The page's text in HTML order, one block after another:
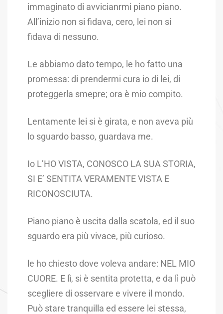
immaginato di avvicianrmi piano piano.
All’inizio non si fidava, cero, lei non si
fidava di nessuno.
Le abbiamo dato tempo, le ho fatto una
promessa: di prendermi cura io di lei, di
proteggerla smepre; ora è mio compito.
Lentamente lei si è girata, e non aveva più
lo sguardo basso, guardava me.
Io L’HO VISTA, CONOSCO LA SUA STORIA,
SI E’ SENTITA VERAMENTE VISTA E
RICONOSCIUTA.
Piano piano è uscita dalla scatola, ed il suo
sguardo era più vivace, più curioso.
le ho chiesto dove voleva andare: NEL MIO
CUORE. E lì, si è sentita protetta, e da lì può
scegliere di osservare e vivere il mondo.
Può stare tranquilla ed essere lei stessa,